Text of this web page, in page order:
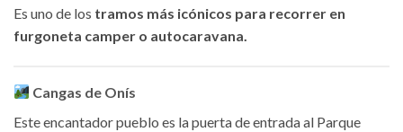
Es uno de los tramos más icónicos para recorrer en
furgoneta camper o autocaravana.
Cangas de Onís
Este encantador pueblo es la puerta de entrada al Parque